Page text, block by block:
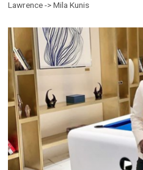
Lawrence -> Mila Kunis